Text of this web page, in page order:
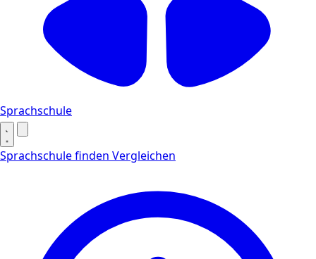
Sprachschule
Sprachschule finden Vergleichen